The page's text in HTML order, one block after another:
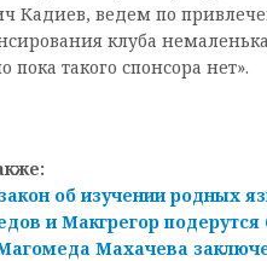
Кадиев, ведем по
клуба
пока такого спонсора нет».
об изучении родных
и Макгрегор подерутся
Махачева